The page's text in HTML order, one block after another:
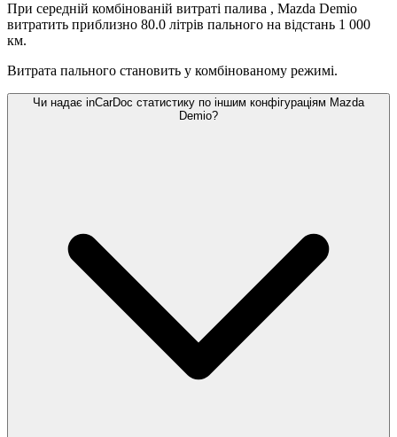
При середній комбінованій витраті палива , Mazda Demio
витратить приблизно 80.0 літрів пального на відстань 1 000
км.
Витрата пального становить у комбінованому режимі.
Чи надає inCarDoc статистику по іншим конфігураціям Mazda
Demio?